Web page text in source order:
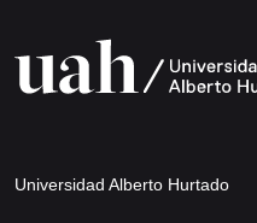
Universidad Alberto Hurtado